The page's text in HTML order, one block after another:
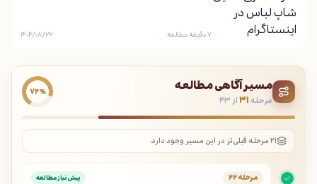
۷ دقیقه مطالعه ۱۴۰۴/۰۸/۲۶
مسیر آگاهی مطالعه
مرحله ۳۱از ۴۳
۷۲٪
۲۱ مرحله قبلی‌تر در این مسیر وجود دارد.
مرحله ۲۲ پیش‌نیاز مطالعه